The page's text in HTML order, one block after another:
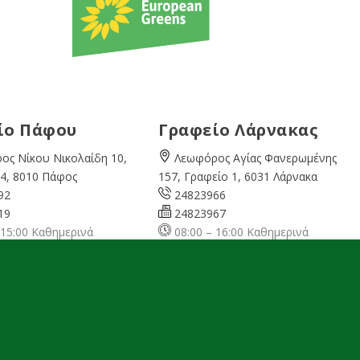
Πάφου
Νίκου Νικολαίδη 10,
8010 Πάφος
Καθημερινά
Γραφείο Λάρνακας
Λεωφόρος Αγίας Φανερωμένης
157, Γραφείο 1, 6031 Λάρνακα
24823966
24823967
08:00 – 16:00 Καθημερινά